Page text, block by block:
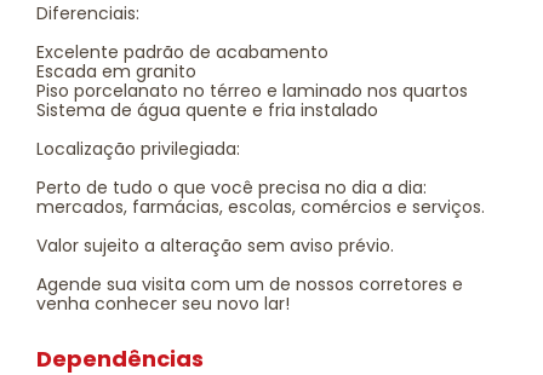
Diferenciais:
Excelente padrão de acabamento
Escada em granito
Piso porcelanato no térreo e laminado nos quartos
Sistema de água quente e fria instalado
Localização privilegiada:
Perto de tudo o que você precisa no dia a dia:
mercados, farmácias, escolas, comércios e serviços.
Valor sujeito a alteração sem aviso prévio.
Agende sua visita com um de nossos corretores e
venha conhecer seu novo lar!
Dependências